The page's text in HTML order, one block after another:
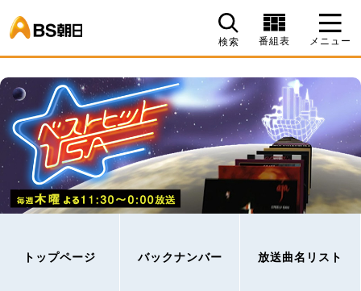
検索 番組表 メニュー
トップページ バックナンバー 放送曲名リスト